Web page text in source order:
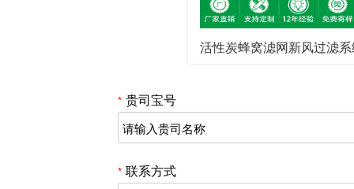
活性炭蜂窝滤网新风过滤系统 除甲醛除异味复合滤网
贵司宝号
*
联系方式
*
品介绍】夹炭无纺布是采用多层
过滤性能的非织布中间夹炭，进
序复合而成。它具有布匹材料之
炭蜂窝滤网新风过滤系统 除甲醛除异味复合滤网空气过滤器
酯活性炭过滤网采用通孔结构的
窝、塑料蜂窝、纸蜂窝为载体。